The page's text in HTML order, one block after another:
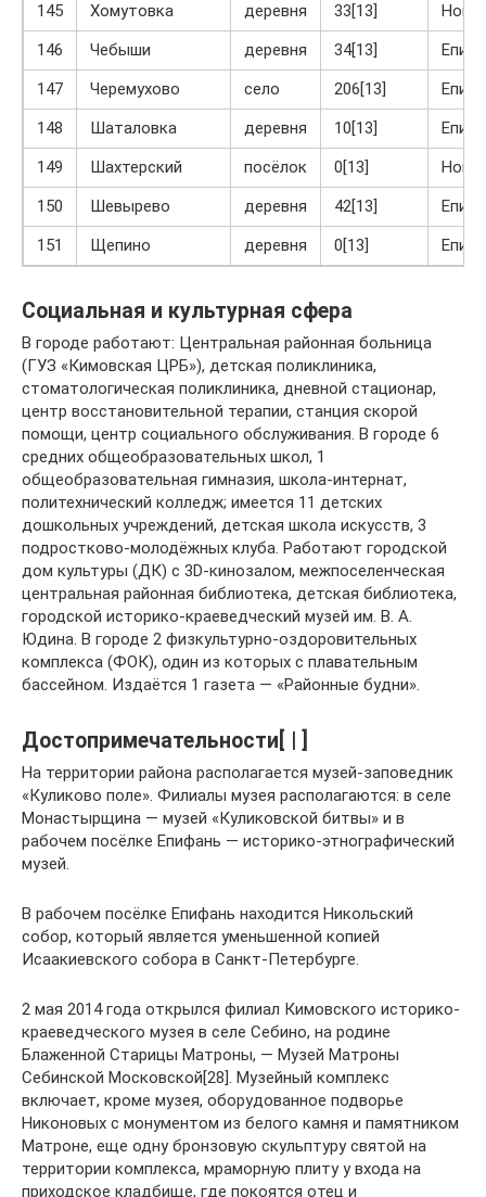
145
Хомутовка деревня 33[13]
146
Чебыши деревня 34[13]
147
Черемухово село 206[13]
148
Шаталовка деревня 10[13]
149
Шахтерский посёлок 0[13]
150
Шевырево деревня 42[13]
151
Щепино деревня 0[13]
Социальная и культурная сфера
В городе работают: Центральная районная больница
(ГУЗ «Кимовская ЦРБ»), детская поликлиника,
стоматологическая поликлиника, дневной стационар,
центр восстановительной терапии, станция скорой
помощи, центр социального обслуживания. В городе 6
средних общеобразовательных школ, 1
общеобразовательная гимназия, школа-интернат,
политехнический колледж; имеется 11 детских
дошкольных учреждений, детская школа искусств, 3
подростково-молодёжных клуба. Работают городской
дом культуры (ДК) с 3D-кинозалом, межпоселенческая
центральная районная библиотека, детская библиотека,
городской историко-краеведческий музей им. В. А.
Юдина. В городе 2 физкультурно-оздоровительных
комплекса (ФОК), один из которых с плавательным
бассейном. Издаётся 1 газета — «Районные будни».
Достопримечательности[ | ]
На территории района располагается музей-заповедник
«Куликово поле». Филиалы музея располагаются: в селе
Монастырщина — музей «Куликовской битвы» и в
рабочем посёлке Епифань — историко-этнографический
музей.
В рабочем посёлке Епифань находится Никольский
собор, который является уменьшенной копией
Исаакиевского собора в Санкт-Петербурге.
2 мая 2014 года открылся филиал Кимовского историко-
краеведческого музея в селе Себино, на родине
Блаженной Старицы Матроны, — Музей Матроны
Себинской Московской[28]. Музейный комплекс
включает, кроме музея, оборудованное подворье
Никоновых с монументом из белого камня и памятником
Матроне, еще одну бронзовую скульптуру святой на
территории комплекса, мраморную плиту у входа на
приходское кладбище, где покоятся отец и